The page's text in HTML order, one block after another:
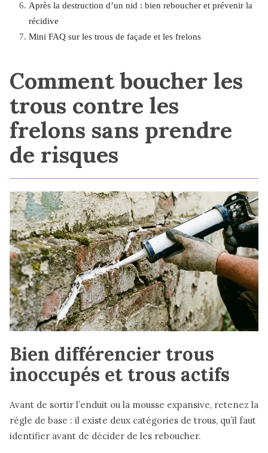
Après la destruction d’un nid : bien reboucher et prévenir la
récidive
Mini FAQ sur les trous de façade et les frelons
Comment boucher les
trous contre les
frelons sans prendre
de risques
Bien différencier trous
inoccupés et trous actifs
Avant de sortir l’enduit ou la mousse expansive, retenez la
règle de base : il existe deux catégories de trous, qu’il faut
identifier avant de décider de les reboucher.